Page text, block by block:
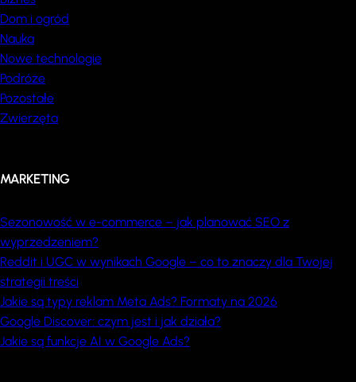
Dom i ogród
Nauka
Nowe technologie
Podróże
Pozostałe
Zwierzęta
MARKETING
Sezonowość w e-commerce – jak planować SEO z
wyprzedzeniem?
Reddit i UGC w wynikach Google – co to znaczy dla Twojej
strategii treści
Jakie są typy reklam Meta Ads? Formaty na 2026
Google Discover: czym jest i jak działa?
Jakie są funkcje AI w Google Ads?